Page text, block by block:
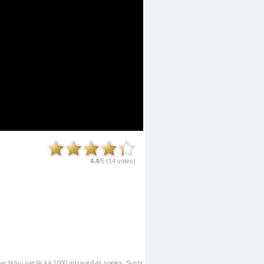
4.4/5 (14votes)
brīvu vairāk kā 1000 aizraujošas spēles. Sushi